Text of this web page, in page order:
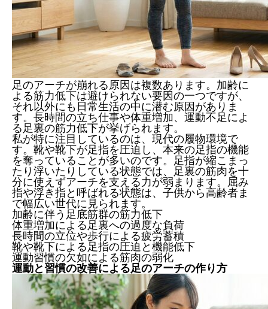
足のアーチが崩れる原因は複数あります。加齢に
よる筋力低下は避けられない要因の一つですが、
それ以外にも日常生活の中に潜む原因がありま
す。長時間の立ち仕事や体重増加、運動不足によ
る足裏の筋力低下が挙げられます。
私が特に注目しているのは、現代の履物環境で
す。靴や靴下が足指を圧迫し、本来の足指の機能
を奪っていることが多いのです。足指が縮こまっ
たり浮いたりしている状態では、足裏の筋肉を十
分に使えずアーチを支える力が弱まります。屈み
指や浮き指と呼ばれる状態は、子供から高齢者ま
で幅広い世代に見られます。
加齢に伴う足底筋群の筋力低下
体重増加による足裏への過度な負荷
長時間の立位や歩行による疲労蓄積
靴や靴下による足指の圧迫と機能低下
運動習慣の欠如による筋肉の弱化
運動と習慣の改善による足のアーチの作り方